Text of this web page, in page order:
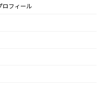
フィール